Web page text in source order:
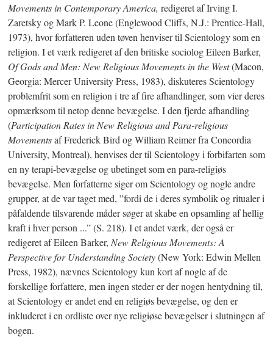
Movements in Contemporary America, redigeret af Irving I.
Zaretsky og Mark P. Leone (Englewood Cliffs, N.J.: Prentice-Hall,
1973), hvor forfatteren uden tøven henviser til Scientology som en
religion. I et værk redigeret af den britiske sociolog Eileen Barker,
Of Gods and Men: New Religious Movements in the West(Macon,
Georgia: Mercer University Press, 1983), diskuteres Scientology
problemfrit som en religion i tre af fire afhandlinger, som vier deres
opmærksom til netop denne bevægelse. I den fjerde afhandling
(Participation Rates in New Religious and Para-religious
Movementsaf Frederick Bird og William Reimer fra Concordia
University, Montreal), henvises der til Scientology i forbifarten som
en ny terapi-bevægelse og ubetinget som en para-religiøs
bevægelse. Men forfatterne siger om Scientology og nogle andre
grupper, at de var taget med, ”fordi de i deres symbolik og ritualer i
påfaldende tilsvarende måder søger at skabe en opsamling af hellig
kraft i hver person ...”(S. 218). I et andet værk, der også er
redigeret af Eileen Barker, New Religious Movements: A
Perspective for Understanding Society(New York: Edwin Mellen
Press, 1982), nævnes Scientology kun kort af nogle af de
forskellige forfattere, men ingen steder er der nogen hentydning til,
at Scientology er andet end en religiøs bevægelse, og den er
inkluderet i en ordliste over nye religiøse bevægelser i slutningen af
bogen.